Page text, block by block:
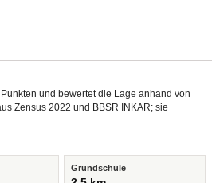
und bewertet die Lage anhand von
Zensus 2022 und BBSR INKAR; sie
Grundschule